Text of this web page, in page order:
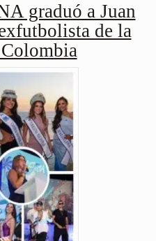
graduó a Juan
de la